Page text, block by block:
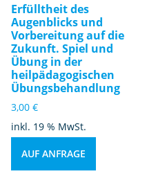
Erfülltheit des
Augenblicks und
Vorbereitung auf die
Zukunft. Spiel und
Übung in der
heilpädagogischen
Übungsbehandlung
3,00 €
inkl. 19 % MwSt.
AUF ANFRAGE